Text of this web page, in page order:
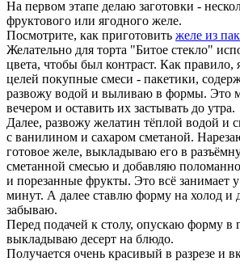
На первом этапе делаю заготовки -
фруктового или ягодного желе.
Посмотрите, как приготовить желе из
Желательно для торта "Битое стекло"
цвета, чтобы был контраст. Как правило,
целей покупные смеси - пакетики,
развожу водой и выливаю в формы. Это
вечером и оставить их застывать до утра.
Далее, развожу желатин тёплой водой и
с ванилином и сахаром сметаной.
готовое желе, выкладываю его в
сметанной смесью и добавляю
и порезанные фрукты. Это всё занимает
минут. А далее ставлю форму на холод и
забываю.
Перед подачей к столу, опускаю форму в
выкладываю десерт на блюдо.
Получается очень красивый в разрезе и